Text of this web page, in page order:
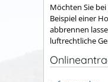
Möchten Sie
Beispiel einer
abbrennen
luftrechtliche